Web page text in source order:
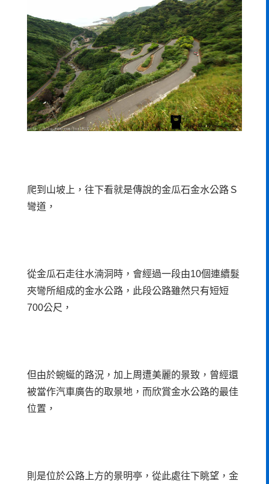
爬到山坡上，往下看就是傳說的金瓜石金水公路Ｓ
彎道，
從金瓜石走往水湳洞時，會經過一段由10個連續髮
夾彎所組成的金水公路，此段公路雖然只有短短
700公尺，
但由於蜿蜒的路況，加上周遭美麗的景致，曾經還
被當作汽車廣告的取景地，而欣賞金水公路的最佳
位置，
則是位於公路上方的景明亭，從此處往下眺望，金